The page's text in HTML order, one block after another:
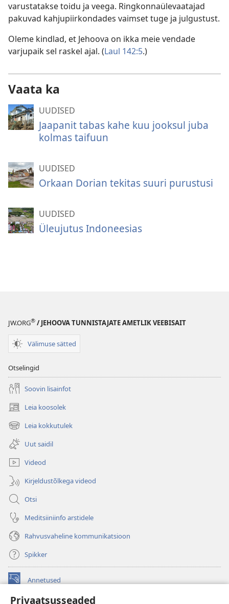
Privaatsusseaded
varustatakse toidu ja veega. Ringkonnaülevaatajad
pakuvad kahjupiirkondades vaimset tuge ja julgustust.
Oleme kindlad, et Jehoova on ikka meie vendade
varjupaik sel raskel ajal. (Laul 142:5.)
Vaata ka
UUDISED
Jaapanit tabas kahe kuu jooksul juba
kolmas taifuun
UUDISED
Orkaan Dorian tekitas suuri purustusi
UUDISED
Üleujutus Indoneesias
JW.ORG® / JEHOOVA TUNNISTAJATE AMETLIK VEEBISAIT
Välimuse sätted
Otselingid
Soovin lisainfot
Leia koosolek
(avab
uue
akna)
Leia kokkutulek
(avab
uue
akna)
Uut saidil
Videod
Kirjeldustõlkega videod
Otsi
Meditsiiniinfo arstidele
Rahvusvaheline kommunikatsioon
Spikker
Annetused
(avab